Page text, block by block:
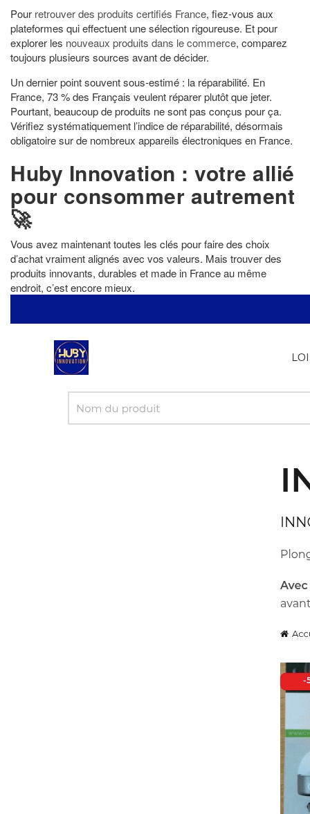
Pour retrouver des produits certifiés France, fiez-vous aux
plateformes qui effectuent une sélection rigoureuse. Et pour
explorer les nouveaux produits dans le commerce, comparez
toujours plusieurs sources avant de décider.
Un dernier point souvent sous-estimé : la réparabilité. En
France, 73 % des Français veulent réparer plutôt que jeter.
Pourtant, beaucoup de produits ne sont pas conçus pour ça.
Vérifiez systématiquement l’indice de réparabilité, désormais
obligatoire sur de nombreux appareils électroniques en France.
Huby Innovation : votre allié
pour consommer autrement
🚀
Vous avez maintenant toutes les clés pour faire des choix
d’achat vraiment alignés avec vos valeurs. Mais trouver des
produits innovants, durables et made in France au même
endroit, c’est encore mieux.